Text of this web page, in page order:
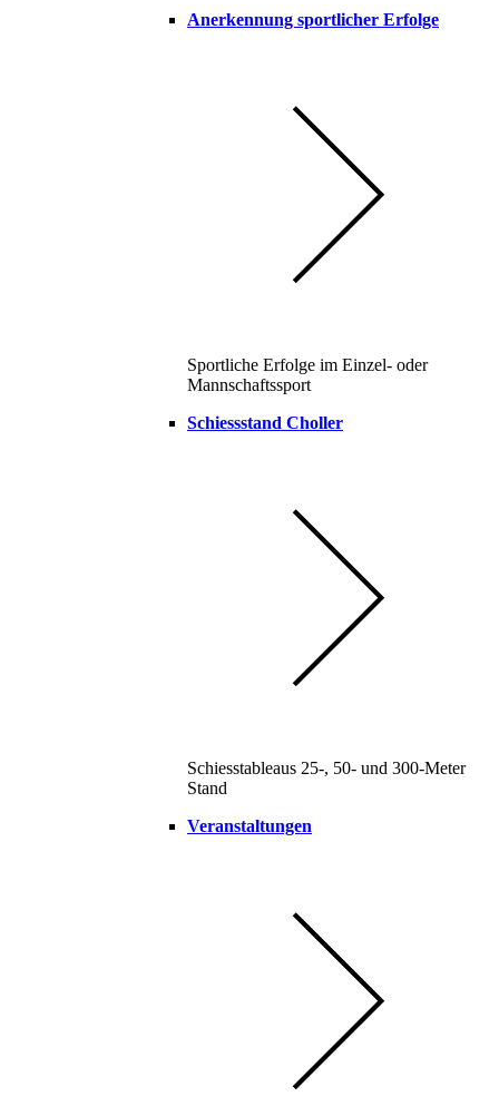
Anerkennung sportlicher Erfolge
Sportliche Erfolge im Einzel- oder
Mannschaftssport
Schiessstand Choller
Schiesstableaus 25-, 50- und 300-Meter
Stand
Veranstaltungen